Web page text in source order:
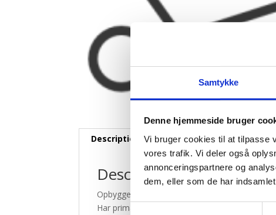
Samtykke
Denne hjemmeside bruger
Vi bruger cookies til at tilpasse
vores trafik. Vi deler også
annonceringspartnere og
dem, eller som de har
Description
Description
Opbygget i Sigma
Har primært fokus på arbejdsgange og